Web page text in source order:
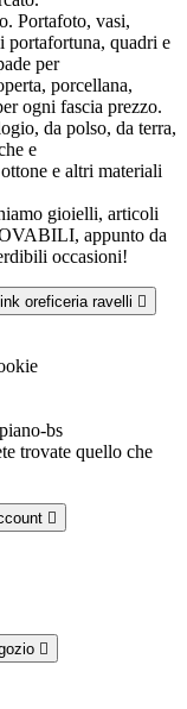
Portafoto, vasi,
portafortuna, quadri e
per
porcellana,
ogni fascia prezzo.
da polso, da terra,
e
e altri materiali
gioielli, articoli
appunto da
occasioni!
oreficeria ravelli 
bs
trovate quello che

